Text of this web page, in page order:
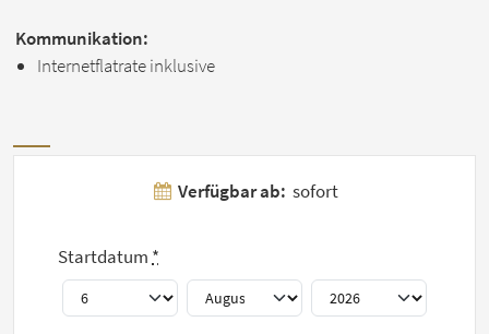
Kommunikation:
Internetflatrate inklusive
Verfügbar ab: sofort
Startdatum*